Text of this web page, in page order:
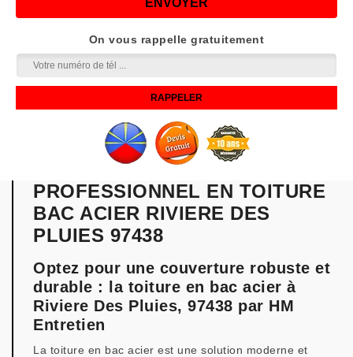
On vous rappelle gratuitement
PROFESSIONNEL EN TOITURE
BAC ACIER RIVIERE DES
PLUIES 97438
Optez pour une couverture robuste et
durable : la toiture en bac acier à
Riviere Des Pluies, 97438 par HM
Entretien
La toiture en bac acier est une solution moderne et